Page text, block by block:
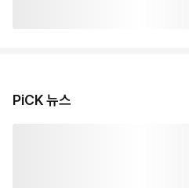
PiCK 뉴스